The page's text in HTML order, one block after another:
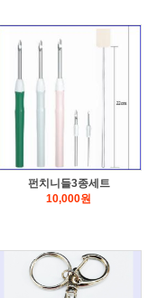
펀치니들3종세트
10,000원